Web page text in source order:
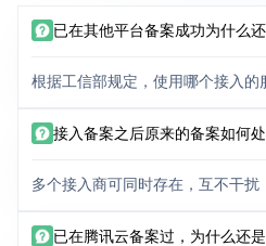
已在其他平台备案成功为什么
根据工信部规定，使用哪个接入的
接入备案之后原来的备案如何
多个接入商可同时存在，互不干扰
已在腾讯云备案过，为什么还